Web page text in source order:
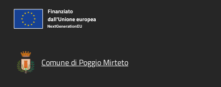
Comune di Poggio Mirteto